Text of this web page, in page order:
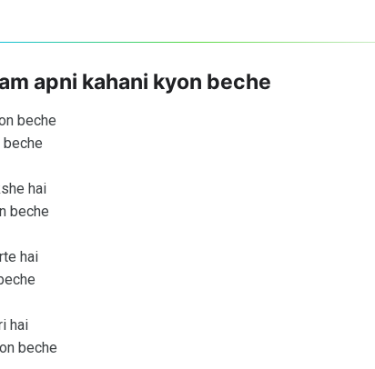
apni kahani kyon beche
beche
beche
hai
beche
hai
hai
beche